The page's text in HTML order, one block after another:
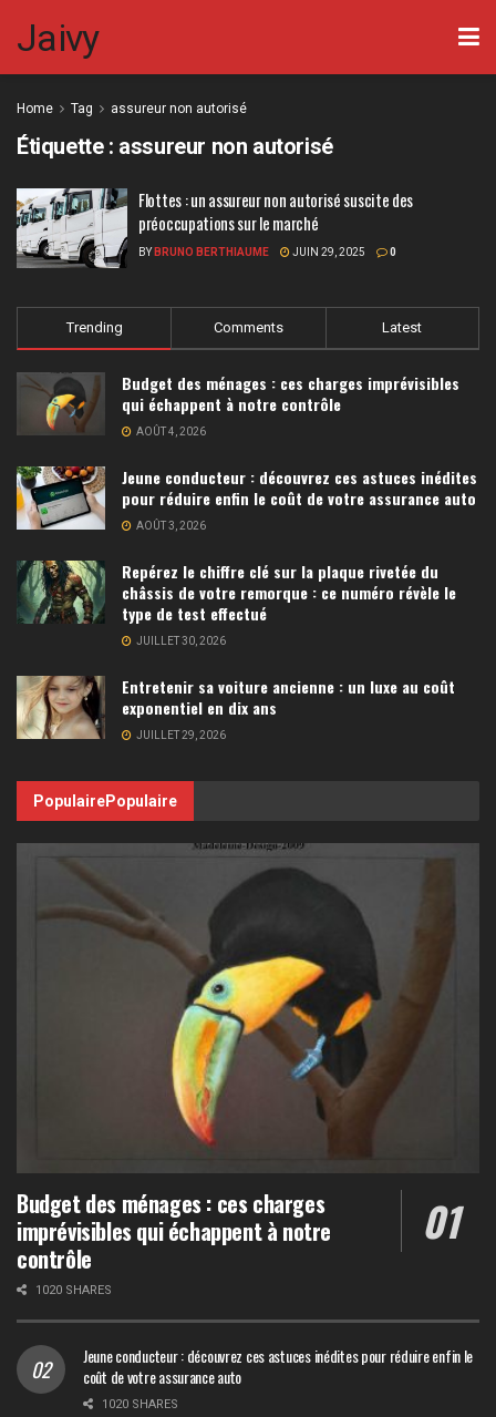
Jaivy
Home Tag assureur non autorisé
Étiquette : assureur non autorisé
Flottes : un assureur non autorisé suscite des
préoccupations sur le marché
BY BRUNO BERTHIAUME JUIN 29, 2025 0
Trending Comments Latest
Budget des ménages : ces charges imprévisibles
qui échappent à notre contrôle
AOÛT 4, 2026
Jeune conducteur : découvrez ces astuces inédites
pour réduire enfin le coût de votre assurance auto
AOÛT 3, 2026
Repérez le chiffre clé sur la plaque rivetée du
châssis de votre remorque : ce numéro révèle le
type de test effectué
JUILLET 30, 2026
Entretenir sa voiture ancienne : un luxe au coût
exponentiel en dix ans
JUILLET 29, 2026
PopulairePopulaire
Budget des ménages : ces charges
imprévisibles qui échappent à notre
contrôle
1020 SHARES
Jeune conducteur : découvrez ces astuces inédites pour réduire enfin le
coût de votre assurance auto
1020 SHARES